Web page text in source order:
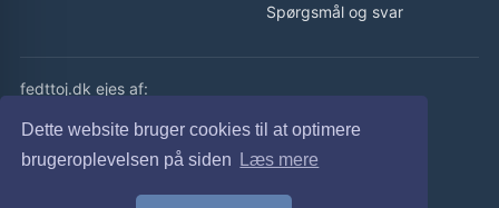
Dette website bruger cookies til at optimere
brugeroplevelsen på siden
Læs mere
Spørgsmål og svar
fedttoj.dk ejes af:
eLaursen ApS
Cvr: 32308929